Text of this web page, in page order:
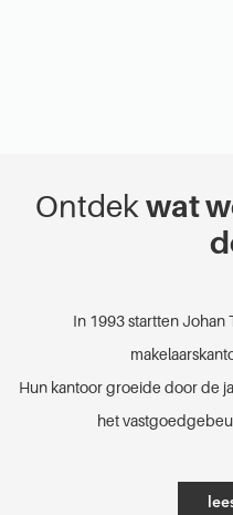
Ontdek wat
In 1993 startten Johan
Hun kantoor groeide door de
het